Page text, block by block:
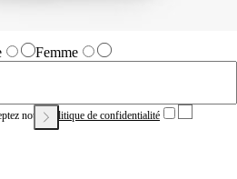
Femme
notrePolitique de confidentialité